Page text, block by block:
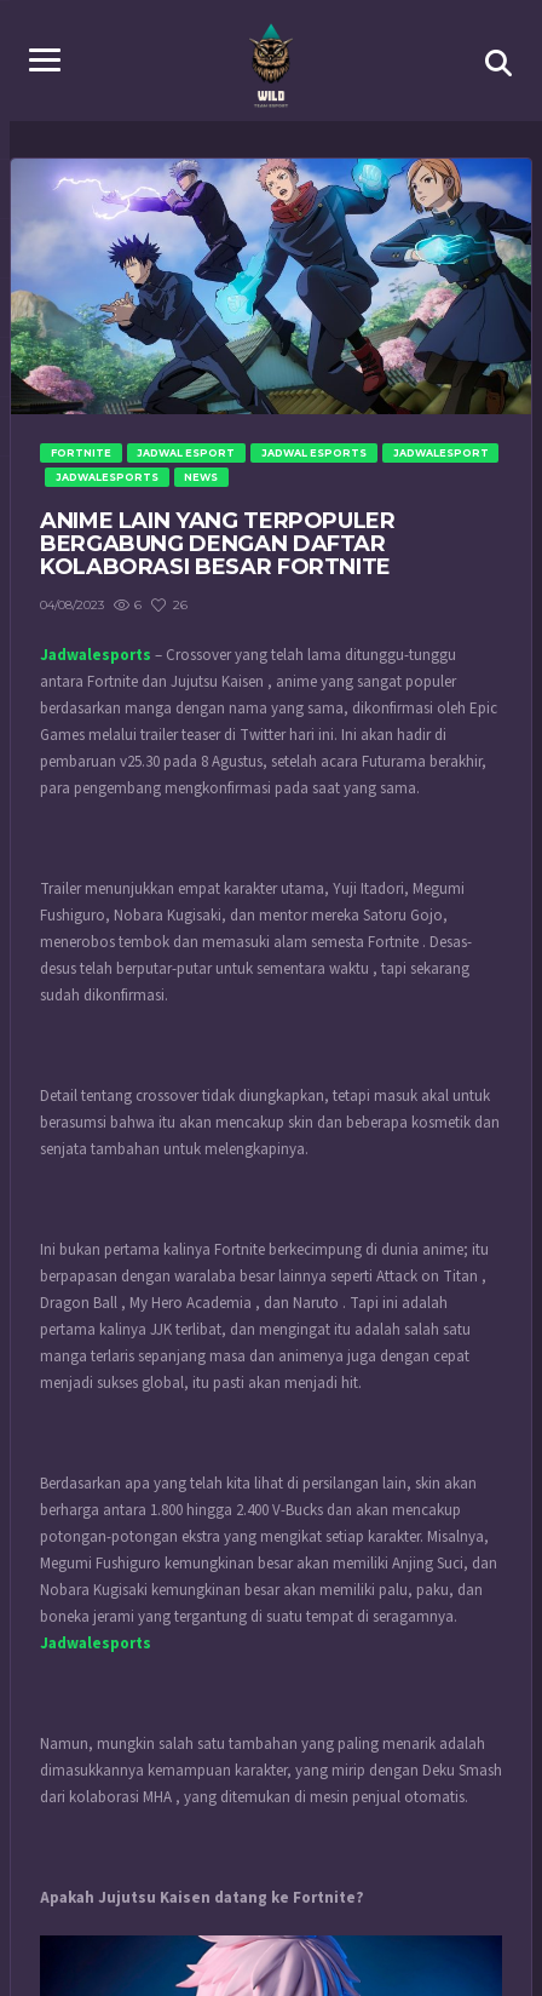
FORTNITE JADWAL ESPORT JADWAL ESPORTS
JADWALESPORT
JADWALESPORTS
NEWS
ANIME LAIN YANG TERPOPULER
BERGABUNG DENGAN DAFTAR
KOLABORASI BESAR FORTNITE
04/08/2023 6 26
Jadwalesports – Crossover yang telah lama ditunggu-tunggu
antara Fortnite dan Jujutsu Kaisen , anime yang sangat populer
berdasarkan manga dengan nama yang sama, dikonfirmasi oleh Epic
Games melalui trailer teaser di Twitter hari ini. Ini akan hadir di
pembaruan v25.30 pada 8 Agustus, setelah acara Futurama berakhir,
para pengembang mengkonfirmasi pada saat yang sama.
Trailer menunjukkan empat karakter utama, Yuji Itadori, Megumi
Fushiguro, Nobara Kugisaki, dan mentor mereka Satoru Gojo,
menerobos tembok dan memasuki alam semesta Fortnite . Desas-
desus telah berputar-putar untuk sementara waktu , tapi sekarang
sudah dikonfirmasi.
Detail tentang crossover tidak diungkapkan, tetapi masuk akal untuk
berasumsi bahwa itu akan mencakup skin dan beberapa kosmetik dan
senjata tambahan untuk melengkapinya.
Ini bukan pertama kalinya Fortnite berkecimpung di dunia anime; itu
berpapasan dengan waralaba besar lainnya seperti Attack on Titan ,
Dragon Ball , My Hero Academia , dan Naruto . Tapi ini adalah
pertama kalinya JJK terlibat, dan mengingat itu adalah salah satu
manga terlaris sepanjang masa dan animenya juga dengan cepat
menjadi sukses global, itu pasti akan menjadi hit.
Berdasarkan apa yang telah kita lihat di persilangan lain, skin akan
berharga antara 1.800 hingga 2.400 V-Bucks dan akan mencakup
potongan-potongan ekstra yang mengikat setiap karakter. Misalnya,
Megumi Fushiguro kemungkinan besar akan memiliki Anjing Suci, dan
Nobara Kugisaki kemungkinan besar akan memiliki palu, paku, dan
boneka jerami yang tergantung di suatu tempat di seragamnya.
Jadwalesports
Namun, mungkin salah satu tambahan yang paling menarik adalah
dimasukkannya kemampuan karakter, yang mirip dengan Deku Smash
dari kolaborasi MHA , yang ditemukan di mesin penjual otomatis.
Apakah Jujutsu Kaisen datang ke Fortnite?